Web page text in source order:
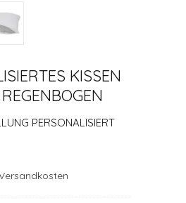
KISSEN
PERSONALISIERT